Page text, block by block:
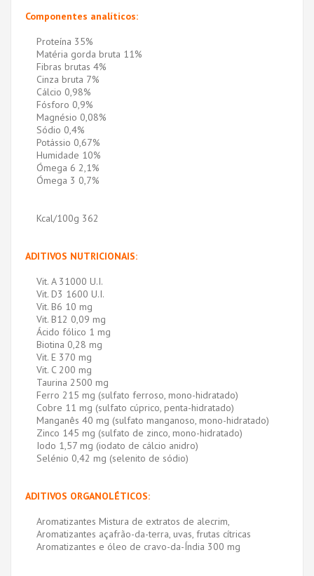
Componentes analíticos:
Proteína 35%
Matéria gorda bruta 11%
Fibras brutas 4%
Cinza bruta 7%
Cálcio 0,98%
Fósforo 0,9%
Magnésio 0,08%
Sódio 0,4%
Potássio 0,67%
Humidade 10%
Ómega 6 2,1%
Ómega 3 0,7%
Kcal/100g 362
ADITIVOS NUTRICIONAIS:
Vit. A 31000 U.I.
Vit. D3 1600 U.I.
Vit. B6 10 mg
Vit. B12 0,09 mg
Ácido fólico 1 mg
Biotina 0,28 mg
Vit. E 370 mg
Vit. C 200 mg
Taurina 2500 mg
Ferro 215 mg (sulfato ferroso, mono-hidratado)
Cobre 11 mg (sulfato cúprico, penta-hidratado)
Manganês 40 mg (sulfato manganoso, mono-hidratado)
Zinco 145 mg (sulfato de zinco, mono-hidratado)
Iodo 1,57 mg (iodato de cálcio anidro)
Selénio 0,42 mg (selenito de sódio)
ADITIVOS ORGANOLÉTICOS:
Aromatizantes Mistura de extratos de alecrim,
Aromatizantes açafrão-da-terra, uvas, frutas cítricas
Aromatizantes e óleo de cravo-da-Índia 300 mg